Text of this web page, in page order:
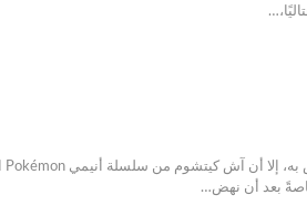
بعد أن نهض…